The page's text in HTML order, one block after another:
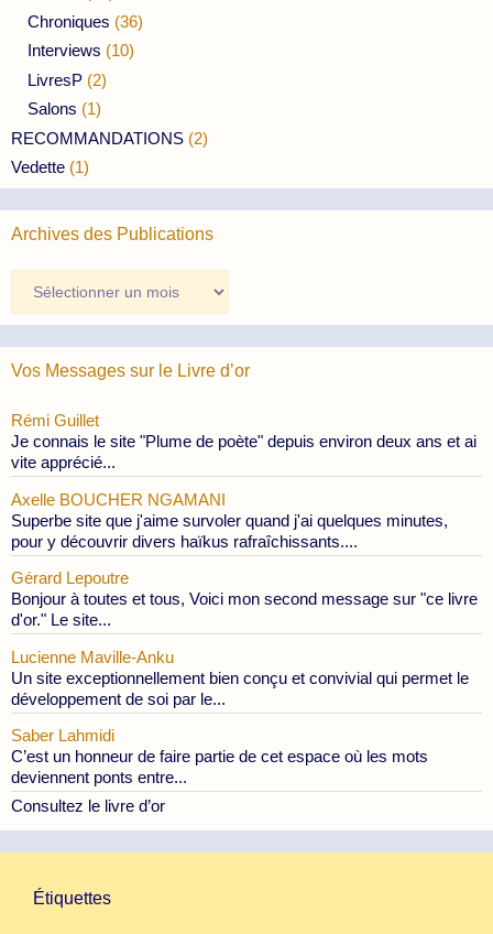
Chroniques (36)
Interviews (10)
LivresP (2)
Salons (1)
RECOMMANDATIONS (2)
Vedette (1)
Archives des Publications
des
Publications
Vos Messages sur le Livre d’or
Rémi Guillet
Je connais le site "Plume de poète" depuis environ deux ans et ai
vite apprécié...
Axelle BOUCHER NGAMANI
Superbe site que j'aime survoler quand j'ai quelques minutes,
pour y découvrir divers haïkus rafraîchissants....
Gérard Lepoutre
Bonjour à toutes et tous, Voici mon second message sur "ce livre
d'or." Le site...
Lucienne Maville-Anku
Un site exceptionnellement bien conçu et convivial qui permet le
développement de soi par le...
Saber Lahmidi
C’est un honneur de faire partie de cet espace où les mots
deviennent ponts entre...
Consultez le livre d’or
Étiquettes